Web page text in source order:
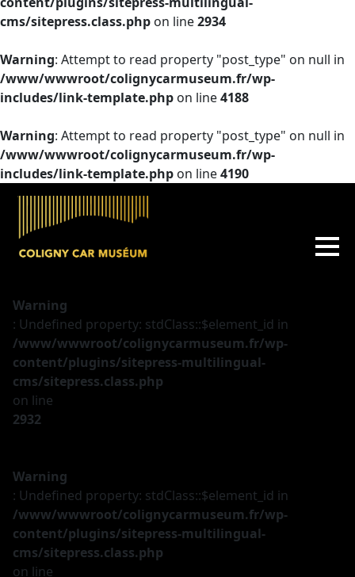
cms/sitepress.class.php on line2934
Warning: Attempt to read property "post_type" on null in
/www/wwwroot/colignycarmuseum.fr/wp-
includes/link-template.php on line4188
Warning: Attempt to read property "post_type" on null in
/www/wwwroot/colignycarmuseum.fr/wp-
includes/link-template.php on line4190
Warning
: Undefined property: stdClass::$element_id in
/www/wwwroot/colignycarmuseum.fr/wp-
content/plugins/sitepress-multilingual-
cms/sitepress.class.php
on line
2932
Warning
: Undefined property: stdClass::$element_id in
/www/wwwroot/colignycarmuseum.fr/wp-
content/plugins/sitepress-multilingual-
cms/sitepress.class.php
on line